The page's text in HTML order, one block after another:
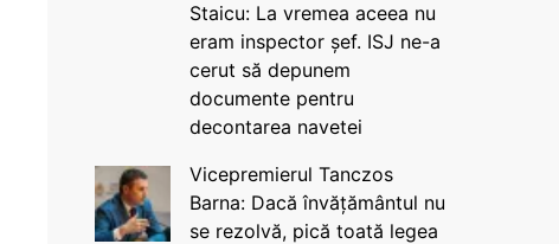
Staicu: La vremea aceea nu
eram inspector șef. ISJ ne-a
cerut să depunem
documente pentru
decontarea navetei
Vicepremierul Tanczos
Barna: Dacă învățământul nu
se rezolvă, pică toată legea